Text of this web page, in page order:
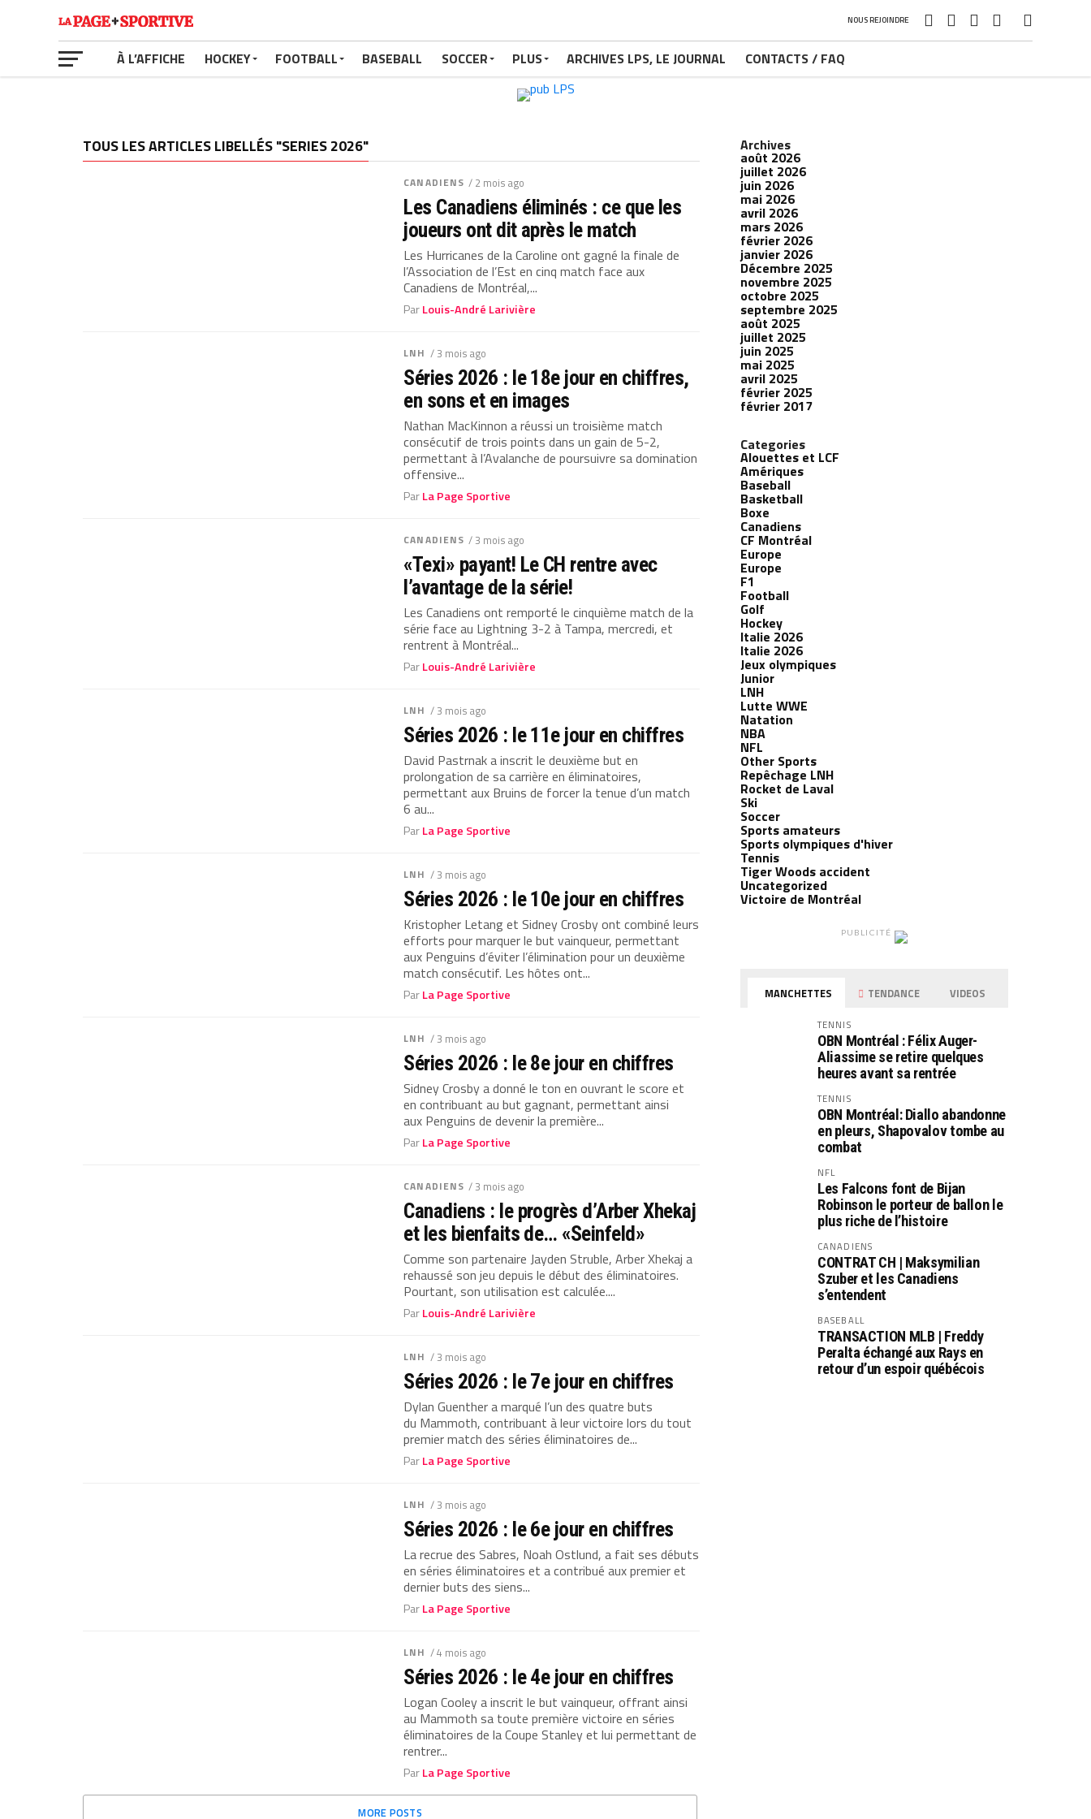
NOUS REJOINDRE
À L’AFFICHE HOCKEY FOOTBALL BASEBALL SOCCER PLUS ARCHIVES LPS, LE JOURNAL CONTACTS / FAQ
TOUS LES ARTICLES LIBELLÉS "SERIES 2026"
CANADIENS / 2 mois ago
Les Canadiens éliminés : ce que les
joueurs ont dit après le match
Les Hurricanes de la Caroline ont gagné la finale de
l’Association de l’Est en cinq match face aux
Canadiens de Montréal,...
ParLouis-André Larivière
LNH / 3 mois ago
Séries 2026 : le 18e jour en chiffres,
en sons et en images
Nathan MacKinnon a réussi un troisième match
consécutif de trois points dans un gain de 5-2,
permettant à l’Avalanche de poursuivre sa domination
offensive...
ParLa Page Sportive
CANADIENS / 3 mois ago
«Texi» payant! Le CH rentre avec
l’avantage de la série!
Les Canadiens ont remporté le cinquième match de la
série face au Lightning 3-2 à Tampa, mercredi, et
rentrent à Montréal...
ParLouis-André Larivière
LNH / 3 mois ago
Séries 2026 : le 11e jour en chiffres
David Pastrnak a inscrit le deuxième but en
prolongation de sa carrière en éliminatoires,
permettant aux Bruins de forcer la tenue d’un match
6 au...
ParLa Page Sportive
LNH / 3 mois ago
Séries 2026 : le 10e jour en chiffres
Kristopher Letang et Sidney Crosby ont combiné leurs
efforts pour marquer le but vainqueur, permettant
aux Penguins d’éviter l’élimination pour un deuxième
match consécutif. Les hôtes ont...
ParLa Page Sportive
LNH / 3 mois ago
Séries 2026 : le 8e jour en chiffres
Sidney Crosby a donné le ton en ouvrant le score et
en contribuant au but gagnant, permettant ainsi
aux Penguins de devenir la première...
ParLa Page Sportive
CANADIENS / 3 mois ago
Canadiens : le progrès d’Arber Xhekaj
et les bienfaits de… «Seinfeld»
Comme son partenaire Jayden Struble, Arber Xhekaj a
rehaussé son jeu depuis le début des éliminatoires.
Pourtant, son utilisation est calculée....
ParLouis-André Larivière
LNH / 3 mois ago
Séries 2026 : le 7e jour en chiffres
Dylan Guenther a marqué l’un des quatre buts
du Mammoth, contribuant à leur victoire lors du tout
premier match des séries éliminatoires de...
ParLa Page Sportive
LNH / 3 mois ago
Séries 2026 : le 6e jour en chiffres
La recrue des Sabres, Noah Ostlund, a fait ses débuts
en séries éliminatoires et a contribué aux premier et
dernier buts des siens...
ParLa Page Sportive
LNH / 4 mois ago
Séries 2026 : le 4e jour en chiffres
Logan Cooley a inscrit le but vainqueur, offrant ainsi
au Mammoth sa toute première victoire en séries
éliminatoires de la Coupe Stanley et lui permettant de
rentrer...
ParLa Page Sportive
MORE POSTS
Archives
août 2026
juillet 2026
juin 2026
mai 2026
avril 2026
mars 2026
février 2026
janvier 2026
Décembre 2025
novembre 2025
octobre 2025
septembre 2025
août 2025
juillet 2025
juin 2025
mai 2025
avril 2025
février 2025
février 2017
Categories
Alouettes et LCF
Amériques
Baseball
Basketball
Boxe
Canadiens
CF Montréal
Europe
Europe
F1
Football
Golf
Hockey
Italie 2026
Italie 2026
Jeux olympiques
Junior
LNH
Lutte WWE
Natation
NBA
NFL
Other Sports
Repêchage LNH
Rocket de Laval
Ski
Soccer
Sports amateurs
Sports olympiques d'hiver
Tennis
Tiger Woods accident
Uncategorized
Victoire de Montréal
PUBLICITÉ
MANCHETTES TENDANCE VIDEOS
TENNIS
OBN Montréal : Félix Auger-
Aliassime se retire quelques
heures avant sa rentrée
TENNIS
OBN Montréal: Diallo abandonne
en pleurs, Shapovalov tombe au
combat
NFL
Les Falcons font de Bijan
Robinson le porteur de ballon le
plus riche de l’histoire
CANADIENS
CONTRAT CH | Maksymilian
Szuber et les Canadiens
s’entendent
BASEBALL
TRANSACTION MLB | Freddy
Peralta échangé aux Rays en
retour d’un espoir québécois